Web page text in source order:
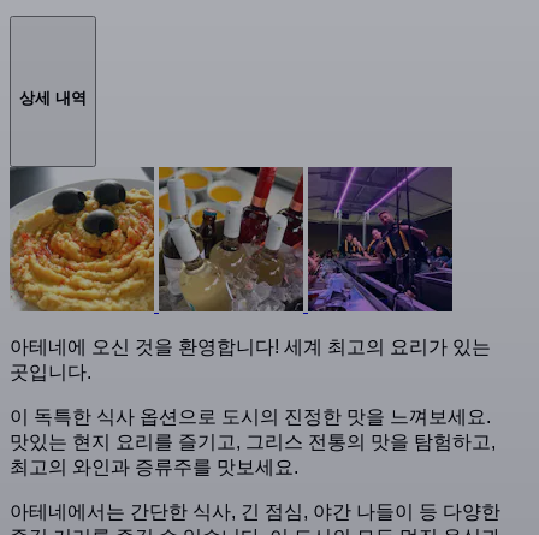
상세 내역
아테네에 오신 것을 환영합니다! 세계 최고의 요리가 있는
곳입니다.
이 독특한 식사 옵션으로 도시의 진정한 맛을 느껴보세요.
맛있는 현지 요리를 즐기고, 그리스 전통의 맛을 탐험하고,
최고의 와인과 증류주를 맛보세요.
아테네에서는 간단한 식사, 긴 점심, 야간 나들이 등 다양한